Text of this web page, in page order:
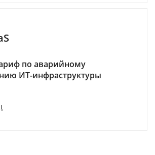
по аварийному
ИТ-инфраструктуры